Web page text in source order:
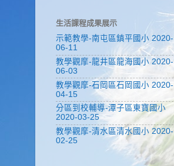
生活課程成果展示
示範教學-南屯區鎮平國小 2020-
06-11
教學觀摩-龍井區龍海國小 2020-
06-03
教學觀摩-石岡區石岡國小 2020-
04-15
分區到校輔導-潭子區東寶國小
2020-03-25
教學觀摩-清水區清水國小 2020-
02-25